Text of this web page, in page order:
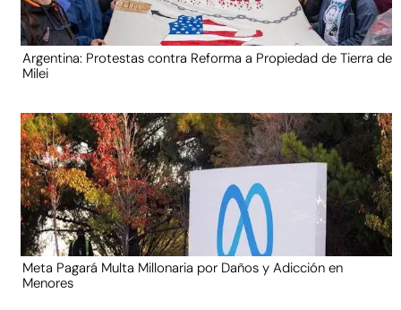
Argentina: Protestas contra Reforma a Propiedad de Tierra de
Milei
Meta Pagará Multa Millonaria por Daños y Adicción en
Menores